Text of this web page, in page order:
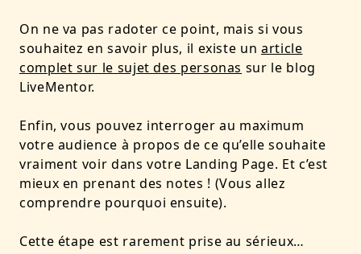
On ne va pas radoter ce point, mais si vous
souhaitez en savoir plus, il existe un article
complet sur le sujet des personas sur le blog
LiveMentor.
Enfin, vous pouvez interroger au maximum
votre audience à propos de ce qu’elle souhaite
vraiment voir dans votre Landing Page. Et c’est
mieux en prenant des notes ! (Vous allez
comprendre pourquoi ensuite).
Cette étape est rarement prise au sérieux…